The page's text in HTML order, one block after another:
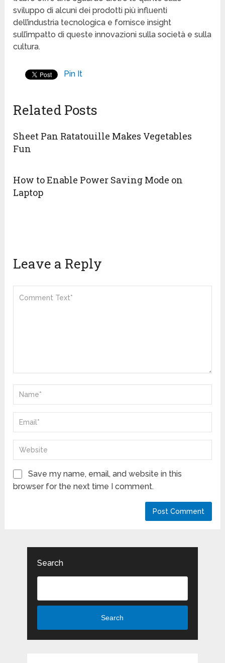
sviluppo di alcuni dei prodotti più influenti
dell’industria tecnologica e fornisce insight
sull’impatto di queste innovazioni sulla società e sulla
cultura.
Pin It
Related Posts
Sheet Pan Ratatouille Makes Vegetables
Fun
How to Enable Power Saving Mode on
Laptop
Leave a Reply
Save my name, email, and website in this
browser for the next time I comment.
Search
Search